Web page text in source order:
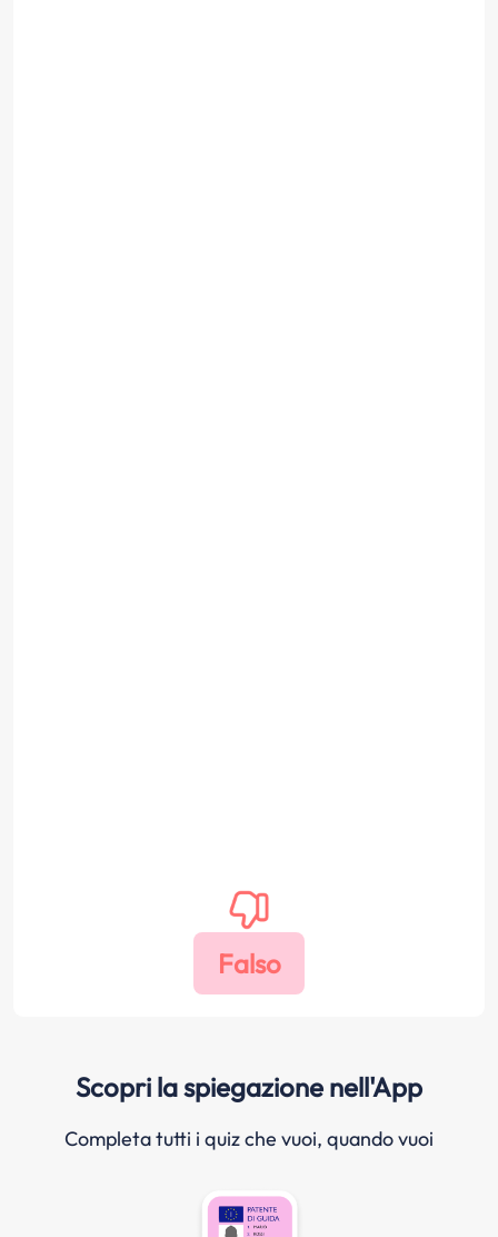
Scopri la spiegazione nell'App
Completa tutti i quiz che vuoi, quando vuoi